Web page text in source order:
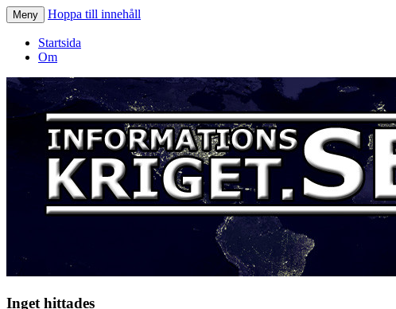
Informationskriget.se
Meny Hoppa till innehåll
Startsida
Om
Inget hittades